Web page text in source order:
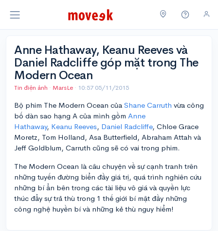
Anne Hathaway, Keanu Reeves và
Daniel Radcliffe góp mặt trong The
Modern Ocean
Tin điện ảnh · MarsLe · 10:57 05/11/2015
Bộ phim The Modern Ocean của Shane Carruth vừa công
bố dàn sao hạng A của mình gồm Anne
Hathaway, Keanu Reeves, Daniel Radcliffe, Chloe Grace
Moretz, Tom Holland, Asa Butterfield, Abraham Attah và
Jeff Goldblum, Carruth cũng sẽ có vai trong phim.
The Modern Ocean là câu chuyện về sự cạnh tranh trên
những tuyến đường biển đầy giá trị, quá trình nghiên cứu
những bí ẩn bên trong các tài liệu vô giá và quyền lực
thúc đẩy sự trả thù trong 1 thế giới bí mật đầy những
công nghệ huyền bí và những kẻ thù nguy hiểm!